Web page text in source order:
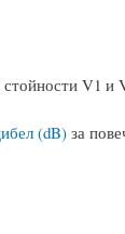
V1 и
(dB)за